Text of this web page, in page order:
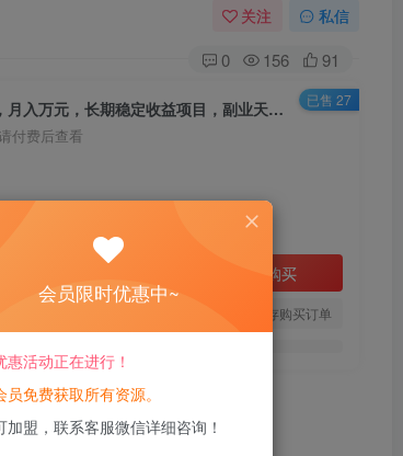
关注 私信
0 156 91
两款游戏自动搬砖，月入万元，长期稳定收益项目，副业天花板！
付费后查看
立即购买
您当前未登录！建议登陆后购买，可保存购买订单
已售 27
会员限时优惠中~
惠活动正在进行！
员免费获取所有资源。
加盟，联系客服微信详细咨询！